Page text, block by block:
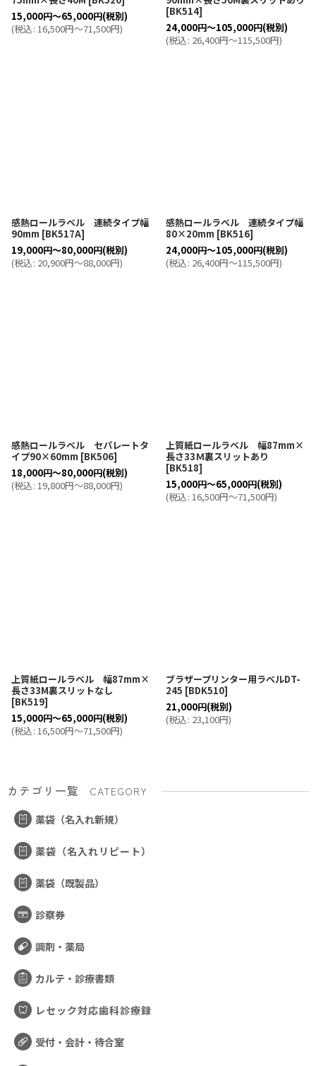
15,000円～65,000円(税別)
(税込: 16,500円～71,500円)
[BK514]
24,000円～105,000円(税別)
(税込: 26,400円～115,500円)
感熱ロールラベル 連続タイプ幅
90mm [BK517A]
19,000円～80,000円(税別)
(税込: 20,900円～88,000円)
感熱ロールラベル 連続タイプ幅
80×20mm [BK516]
24,000円～105,000円(税別)
(税込: 26,400円～115,500円)
感熱ロールラベル セパレートタ
イプ90×60mm [BK506]
18,000円～80,000円(税別)
(税込: 19,800円～88,000円)
上質紙ロールラベル 幅87mm×
長さ33Ｍ裏スリットあり
[BK518]
15,000円～65,000円(税別)
(税込: 16,500円～71,500円)
上質紙ロールラベル 幅87mm×
長さ33M裏スリットなし
[BK519]
15,000円～65,000円(税別)
(税込: 16,500円～71,500円)
ブラザープリンター用ラベルDT-
245 [BDK510]
21,000円(税別)
(税込: 23,100円)
カテゴリ一覧
CATEGORY
薬袋（名入れ新規）
薬袋（名入れリピート）
薬袋（既製品）
診察券
調剤・薬局
カルテ・診療書類
レセック対応歯科診療録
受付・会計・待合室